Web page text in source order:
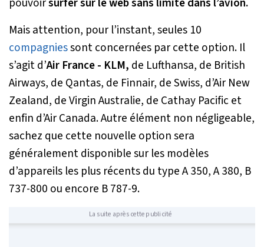
Mais attention, pour l’instant, seules 10
compagniessont concernées par cette option. Il
s’agit d’Air France - KLM, de Lufthansa, de British
Airways, de Qantas, de Finnair, de Swiss, d’Air New
Zealand, de Virgin Australie, de Cathay Pacific et
enfin d’Air Canada. Autre élément non négligeable,
sachez que cette nouvelle option sera
généralement disponible sur les modèles
d’appareils les plus récents du type A 350, A 380, B
737-800 ou encore B 787-9.
La suite après cette publicité